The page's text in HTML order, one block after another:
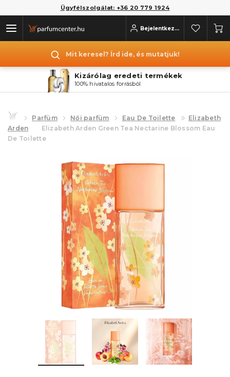
Ügyfélszolgálat: +36 20 779 1924
Bejelentkezés
Mit keresel? Írd ide, és mutatjuk!
Kizárólag eredeti termékek
100% hivatalos forrásból
Parfüm Női parfüm Eau De Toilette
Elizabeth
Arden
Elizabeth Arden Green Tea Nectarine Blossom Eau
De Toilette